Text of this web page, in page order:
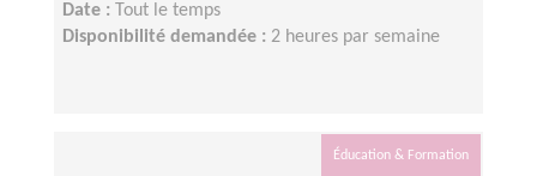
Date :
Tout le temps
Disponibilité demandée : 2 heures par semaine
Éducation & Formation